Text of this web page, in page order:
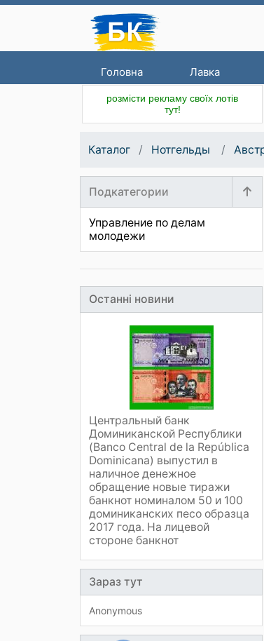
Головна Лавка
розмісти рекламу своїх лотів
тут!
Каталог Нотгельды
Подкатегории
Управление по делам
молодежи
Останні новини
Центральный банк
Доминиканской Республики
(Banco Central de la República
Dominicana) выпустил в
наличное денежное
обращение новые тиражи
банкнот номиналом 50 и 100
доминиканских песо образца
2017 года. На лицевой
стороне банкнот
Зараз тут
Anonymous